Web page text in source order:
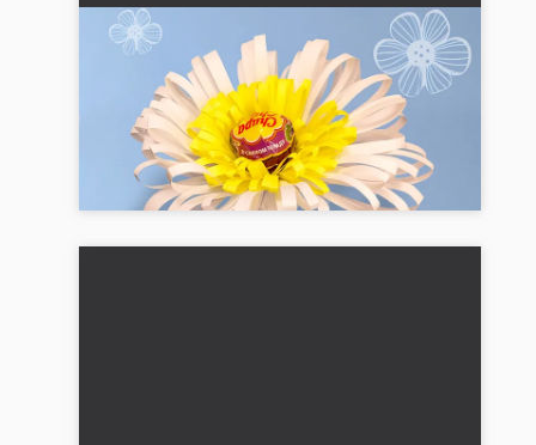
DIY papirblomst med lolli: Sød gave til
mors dag eller gave til bedstemor
Lav en smuk papirblomst med en lollipops i
midten til mors dag. Enkel hobbyidé til børn fra 5-
6 år....